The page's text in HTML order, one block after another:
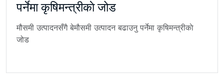
पर्नेमा कृषिमन्त्रीकाे जोड
मौसमी उत्पादनसँगै बेमौसमी उत्पादन बढाउनु पर्नेमा कृषिमन्त्रीकाे
जोड